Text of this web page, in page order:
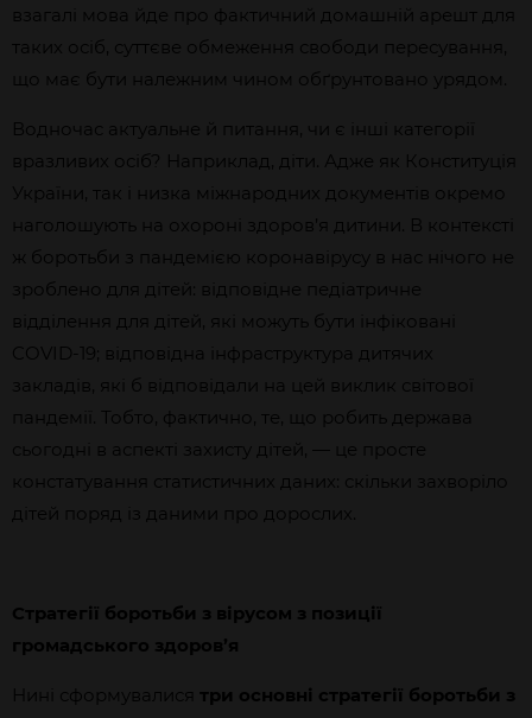
взагалі мова йде про фактичний домашній арешт для
таких осіб, суттєве обмеження свободи пересування,
що має бути належним чином обґрунтовано урядом.
Водночас актуальне й питання, чи є інші категорії
вразливих осіб? Наприклад, діти. Адже як Конституція
України, так і низка міжнародних документів окремо
наголошують на охороні здоров’я дитини. В контексті
ж боротьби з пандемією коронавірусу в нас нічого не
зроблено для дітей: відповідне педіатричне
відділення для дітей, які можуть бути інфіковані
COVID-19; відповідна інфраструктура дитячих
закладів, які б відповідали на цей виклик світової
пандемії. Тобто, фактично, те, що робить держава
сьогодні в аспекті захисту дітей, — це просте
констатування статистичних даних: скільки захворіло
дітей поряд із даними про дорослих.
Стратегії боротьби з вірусом з позиції
громадського здоров’я
Нині сформувалися три основні стратегії боротьби з